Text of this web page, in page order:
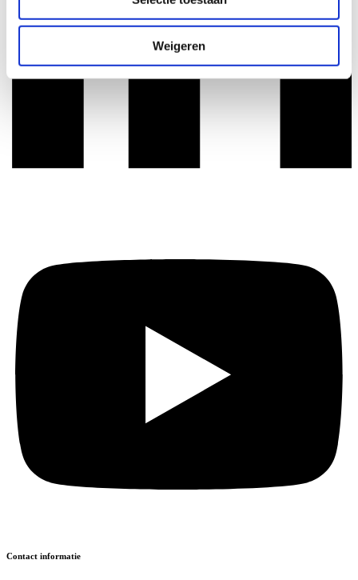
Weigeren
Contact informatie